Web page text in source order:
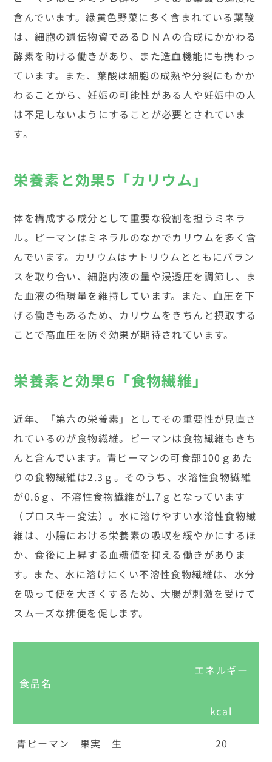
含んでいます。緑黄色野菜に多く含まれている葉酸
は、細胞の遺伝物資であるＤＮＡの合成にかかわる
酵素を助ける働きがあり、また造血機能にも携わっ
ています。また、葉酸は細胞の成熟や分裂にもかか
わることから、妊娠の可能性がある人や妊娠中の人
は不足しないようにすることが必要とされていま
す。
栄養素と効果5「カリウム」
体を構成する成分として重要な役割を担うミネラ
ル。ピーマンはミネラルのなかでカリウムを多く含
んでいます。カリウムはナトリウムとともにバラン
スを取り合い、細胞内液の量や浸透圧を調節し、ま
た血液の循環量を維持しています。また、血圧を下
げる働きもあるため、カリウムをきちんと摂取する
ことで高血圧を防ぐ効果が期待されています。
栄養素と効果6「食物繊維」
近年、「第六の栄養素」としてその重要性が見直さ
れているのが食物繊維。ピーマンは食物繊維もきち
んと含んでいます。青ピーマンの可食部100ｇあた
りの食物繊維は2.3ｇ。そのうち、水溶性食物繊維
が0.6ｇ、不溶性食物繊維が1.7ｇとなっています
（プロスキー変法）。水に溶けやすい水溶性食物繊
維は、小腸における栄養素の吸収を緩やかにするほ
か、食後に上昇する血糖値を抑える働きがありま
す。また、水に溶けにくい不溶性食物繊維は、水分
を吸って便を大きくするため、大腸が刺激を受けて
スムーズな排便を促します。
食品名
エネルギー
kcal
青ピーマン 果実 生 20